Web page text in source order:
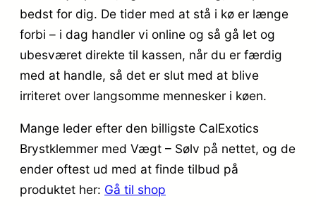
bedst for dig. De tider med at stå i kø er længe
forbi – i dag handler vi online og så gå let og
ubesværet direkte til kassen, når du er færdig
med at handle, så det er slut med at blive
irriteret over langsomme mennesker i køen.
Mange leder efter den billigste CalExotics
Brystklemmer med Vægt – Sølv på nettet, og de
ender oftest ud med at finde tilbud på
produktet her: Gå til shop